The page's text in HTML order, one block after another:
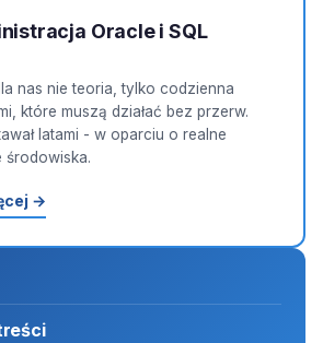
Oracle i SQL
nas nie teoria, tylko codzienna
które muszą działać bez przerw.
latami - w oparciu o realne
środowiska.
→